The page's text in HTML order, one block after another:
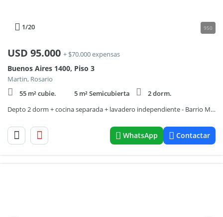
1/20 950
USD 95.000 + $70.000 expensas
Buenos Aires 1400, Piso 3
Martin, Rosario
55 m² cubie.
5 m² Semicubierta
2 dorm.
Depto 2 dorm + cocina separada + lavadero independiente - Barrio Martin
WhatsApp Contactar